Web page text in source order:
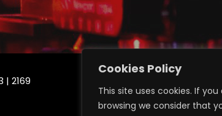
Cookies Policy
This site uses cookies. If
browsing we consider that
| 2169
Privacy GDPR 2016/